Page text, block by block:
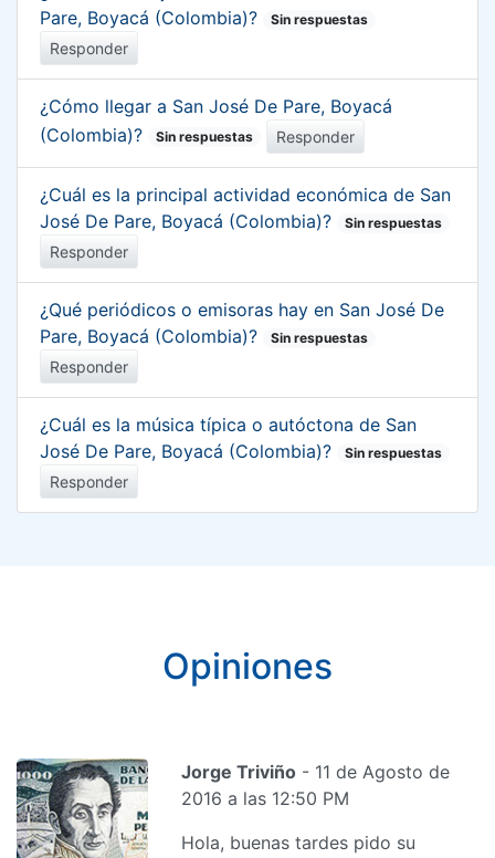
Pare, Boyacá (Colombia)?
Sin respuestas
Responder
¿Cómo llegar a San José De Pare, Boyacá
(Colombia)?
Sin respuestas Responder
¿Cuál es la principal actividad económica de San
José De Pare, Boyacá (Colombia)?
Sin respuestas
Responder
¿Qué periódicos o emisoras hay en San José De
Pare, Boyacá (Colombia)?
Sin respuestas
Responder
¿Cuál es la música típica o autóctona de San
José De Pare, Boyacá (Colombia)?
Sin respuestas
Responder
Opiniones
Jorge Triviño - 11 de Agosto de
2016 a las 12:50 PM
Hola, buenas tardes pido su